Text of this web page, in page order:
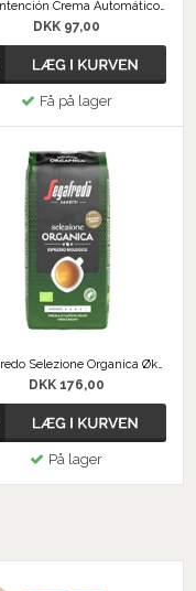
Café Intención Crema Automático Øko Kaffebønner
DKK 97,00
Få på lager
Segafredo Selezione Organica Øko Kaffebønner
DKK 176,00
På lager